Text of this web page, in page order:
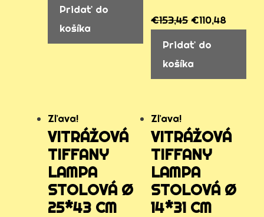
Pridať do
košíka
€153,45 €110,48
Pridať do
košíka
Zľava!
VITRÁŽOVÁ
TIFFANY
LAMPA
STOLOVÁ Ø
25*43 CM
Zľava!
VITRÁŽOVÁ
TIFFANY
LAMPA
STOLOVÁ Ø
14*31 CM